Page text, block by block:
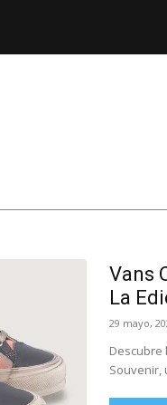
Vans
La
29 mayo,
Descubre
Souvenir,